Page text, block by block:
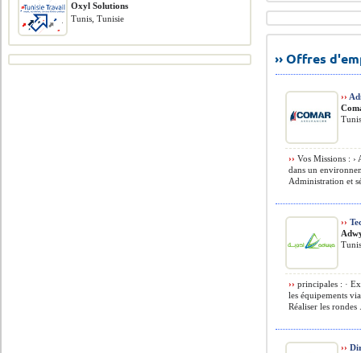
›› Offres
››
›› Vos Missions :
dans un
Administration et
››
›› principales : ·
les équipements
Réaliser les rondes
››
Oxyl Solutions
Tunis, Tunisie